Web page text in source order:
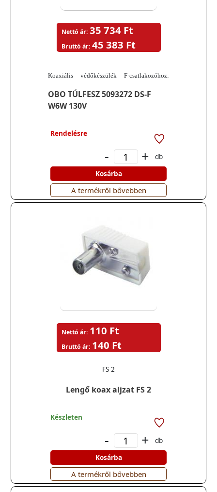
OBO TÚLFESZ 5093272 DS-F
W6W 130V
Koaxiális védőkészülék F-csatlakozóhoz:
anya/anya
Nettó ár: 35 734 Ft
Bruttó ár: 45 383 Ft
Rendelésre
- +
db
Kosárba
A termékről bővebben
Lengő koax aljzat FS 2
FS 2
Nettó ár: 110 Ft
Bruttó ár: 140 Ft
Készleten
- +
db
Kosárba
A termékről bővebben